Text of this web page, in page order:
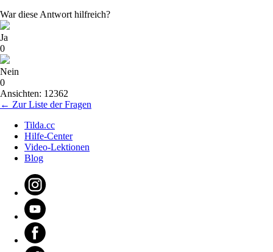
War diese Antwort hilfreich?
Ja
0
Nein
0
Ansichten: 12362
← Zur Liste der Fragen
Tilda.cc
Hilfe-Center
Video-Lektionen
Blog